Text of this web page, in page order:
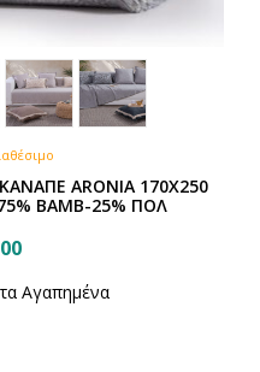
ARONIA 170X250
BAMB-25% ΠΟΛ
Αγαπημένα